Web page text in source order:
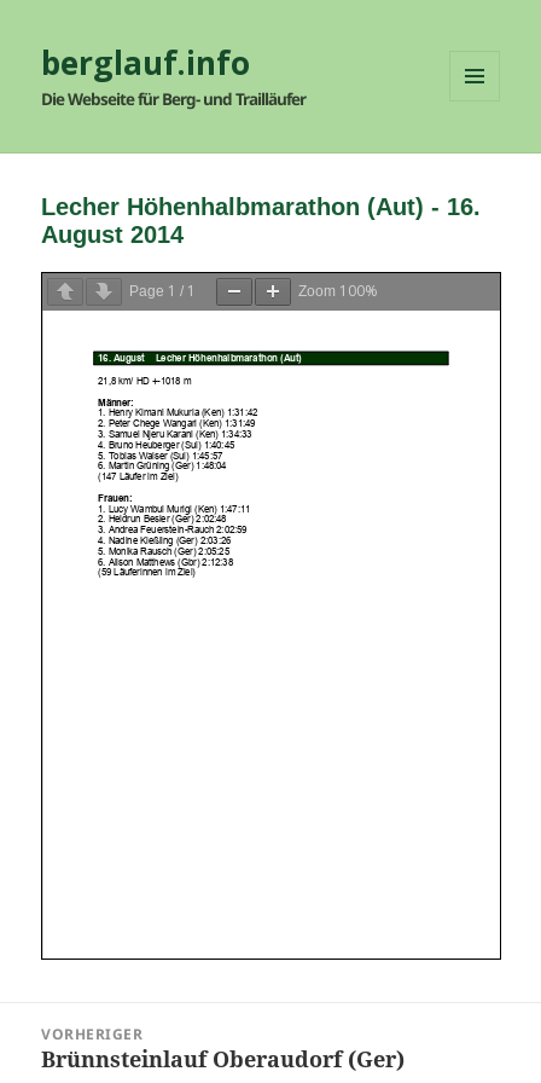
berglauf.info
Die Webseite für Berg- und Trailläufer
WIDGETS
Lecher Höhenhalbmarathon (Aut) - 16.
August 2014
Page 1 / 1 Zoom 100%
VORHERIGER
Vorheriger
Brünnsteinlauf Oberaudorf (Ger)